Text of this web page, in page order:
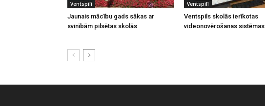
Ventspilī
Jaunais mācību gads sākas ar
svinībām pilsētas skolās
Ventspilī
Ventspils skolās ierīkotas
videonovērošanas sistēmas